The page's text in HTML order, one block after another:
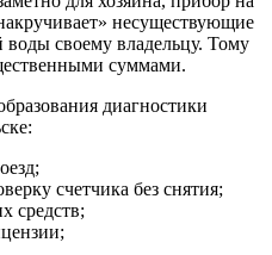
несуществующие
своему владельцу. Тому
суммами.
диагностики
счетчика без снятия;
средств;